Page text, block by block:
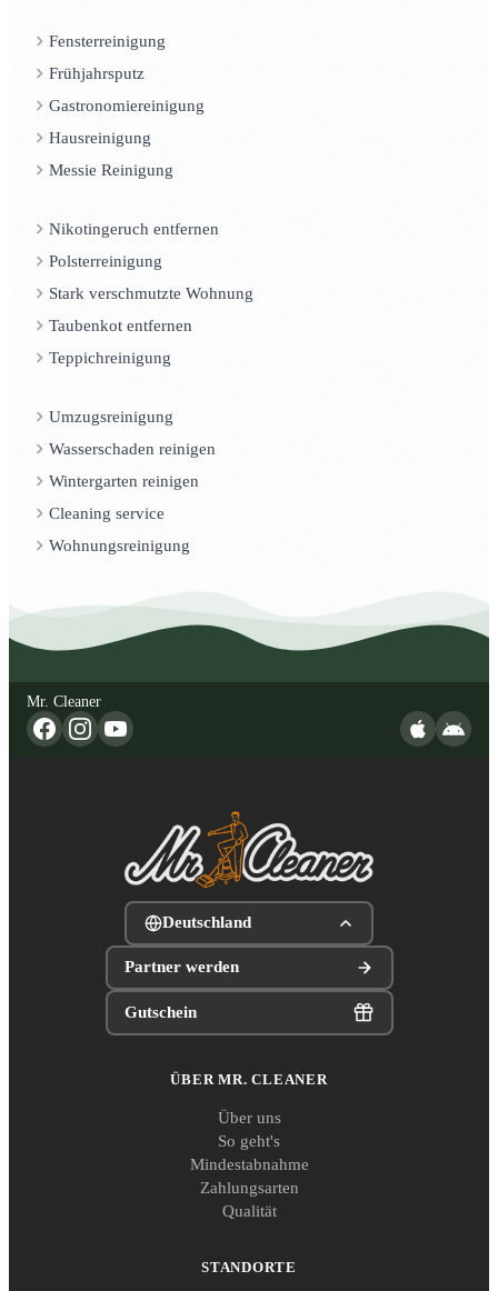
Fensterreinigung
Frühjahrsputz
Gastronomiereinigung
Hausreinigung
Messie Reinigung
Nikotingeruch entfernen
Polsterreinigung
Stark verschmutzte Wohnung
Taubenkot entfernen
Teppichreinigung
Umzugsreinigung
Wasserschaden reinigen
Wintergarten reinigen
Cleaning service
Wohnungsreinigung
Mr. Cleaner
Deutschland
Partner werden
Gutschein
ÜBER MR. CLEANER
Über uns
So geht's
Mindestabnahme
Zahlungsarten
Qualität
STANDORTE